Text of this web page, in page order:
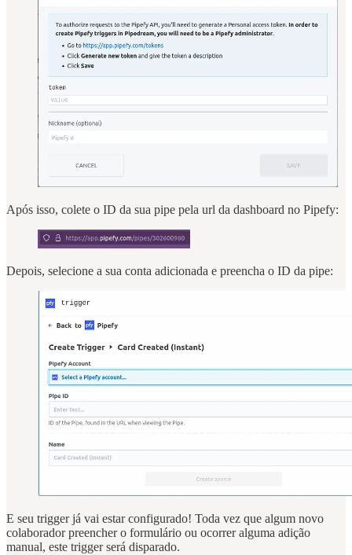
Após isso, colete o ID da sua pipe pela url da dashboard no Pipefy:
Depois, selecione a sua conta adicionada e preencha o ID da pipe:
E seu trigger já vai estar configurado! Toda vez que algum novo
colaborador preencher o formulário ou ocorrer alguma adição
manual, este trigger será disparado.